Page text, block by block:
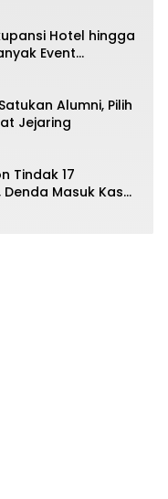
Hotel hingga
Event
Alumni, Pilih
Jejaring
Tindak 17
Masuk Kas